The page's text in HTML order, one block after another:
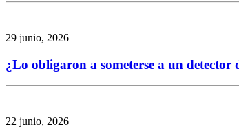
29 junio, 2026
¿Lo obligaron a someterse a un
22 junio, 2026